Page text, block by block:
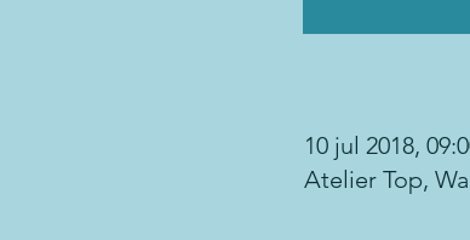
10 jul 2018,
Atelier Top,